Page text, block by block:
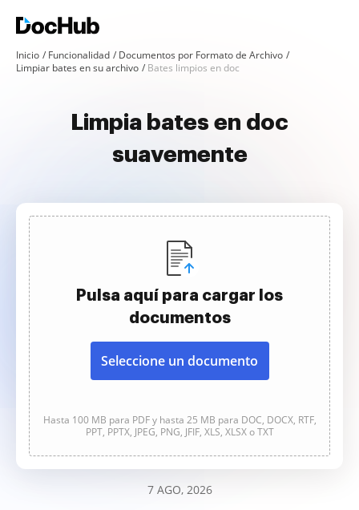
Inicio Funcionalidad
Documentos por Formato de Archivo
Limpiar bates en su archivo
Bates limpios en doc
Limpia bates en doc
suavemente
Pulsa aquí para cargar los
documentos
Seleccione un documento
Hasta 100 MB para PDF y hasta 25 MB para DOC, DOCX, RTF,
PPT, PPTX, JPEG, PNG, JFIF, XLS, XLSX o TXT
7 AGO, 2026